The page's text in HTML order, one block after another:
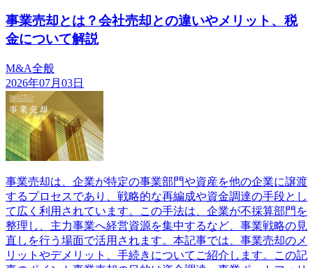
事業売却とは？会社売却との違いやメリット、税
金について解説
M&A全般
2026年07月03日
事業売却は、企業が特定の事業部門や資産を他の企業に譲渡
するプロセスであり、戦略的な再編成や資金調達の手段とし
て広く利用されています。この手法は、企業が不採算部門を
整理し、主力事業へ経営資源を集中するなど、事業戦略の見
直しを行う場面で活用されます。本記事では、事業売却のメ
リットやデメリット、手続きについてご紹介します。この記